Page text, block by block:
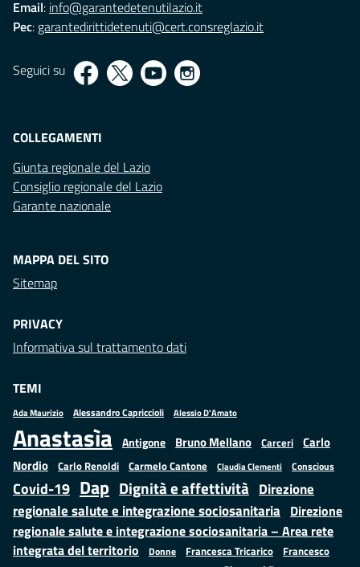
Email: info@garantedetenutilazio.it
Pec: garantedirittidetenuti@cert.consreglazio.it
Seguici su
COLLEGAMENTI
Giunta regionale del Lazio
Consiglio regionale del Lazio
Garante nazionale
MAPPA DEL SITO
Sitemap
PRIVACY
Informativa sul trattamento dati
TEMI
Ada Maurizio Alessandro Capriccioli Alessio D'Amato
Anastasìa Antigone Bruno Mellano Carceri
Carlo
Nordio Carlo Renoldi Carmelo Cantone Claudia Clementi Conscious
Covid-19 Dap Dignità e affettività Direzione
regionale salute e integrazione sociosanitaria Direzione
regionale salute e integrazione sociosanitaria – Area rete
integrata del territorio
Donne Francesca Tricarico
Francesco